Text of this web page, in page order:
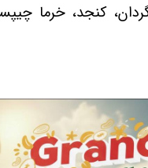
کنجد، خرما